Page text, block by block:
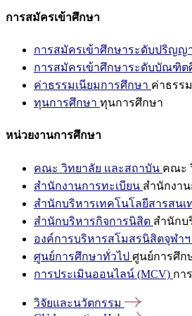
การสมัครเข้าศึกษา
การสมัครเข้าศึกษาระดับปริญ
การสมัครเข้าศึกษาระดับบัณฑิต
ค่าธรรมเนียมการศึกษา ค่าธรร
ทุนการศึกษา ทุนการศึกษา
หน่วยงานการศึกษา
คณะ วิทยาลัย และสถาบัน คณะ
สำนักงานการทะเบียน สำนักงา
สำนักบริหารเทคโนโลยีสารสนเ
สำนักบริหารกิจการนิสิต สำนักบ
องค์การบริหารสโมสรนิสิตจุฬาฯ
ศูนย์การศึกษาทั่วไป ศูนย์การศึก
การประเมินออนไลน์ (MCV) กา
วิจัยและนวัตกรรม